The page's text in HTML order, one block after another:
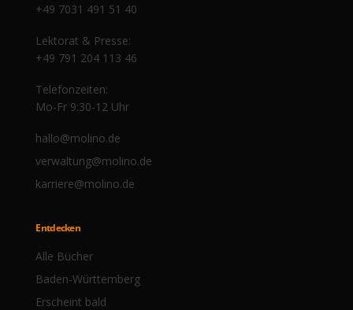
+49 7031 491 51 40
Lektorat & Presse:
+49 791 204 113 46
Telefonzeiten:
Mo-Fr 9:30-12 Uhr
hallo@molino.de
verwaltung@molino.de
karriere@molino.de
Entdecken
Alle Bücher
Erscheint bald
Baden-Württemberg